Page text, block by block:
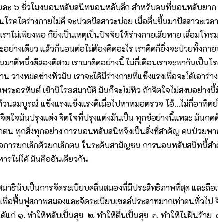
ะ ๖ ชั่วโมงนอนหลับสนิทนอนหลับลึก สำหรับคนที่นอนหลับยา
รคไตร่างกายไม่ดี จะปวดปัสสาวะบ่อย เมื่อตื่นขึ้นมาปัสสาวะเ
ไม่เพียงพอ ก็ยิ่งเป็นเหตุเป็นปัจจัยให้ร่างกายเสียหาย เสื่อมโท
ย่างเดียว แล้วก็นอนต่อไม่ต้องคิดอะไร เราคิดก็ยิ่งจะป่วยทั้งกา
าตีหนึ่งตีสองตีสาม เรามาคิดอย่างนี้ ไม่กี่เดือนเราจะพากันเป็น
วางหมดช่างหัวมัน เราจะได้มีร่างกายที่แข็งแรงเพื่อจะได้เอา
ระอรหันต์ เข้านิโรธสมาบัติ มันก็จะไม่หิว ถ้าจิตใจไม่สงบอย่าง
นสมบูรณ์ แข็งแรงแข็งแรงดีเมื่อไปหาหมอตรวจ โอ้...ไม่กี่อาทิต
ตใจมันปรุงแต่ง จิตใจที่ปรุงแต่งมันเป็น ทุกข์อย่างนี้แหละ มันก
กตน ทุกสิ่งทุกอย่าง การนอนหลับสนิทจึงเป็นสิ่งที่สำคัญ คนป่ว
รยกเลิกตัวยกเลิกตน ในระดับสามัญชน การนอนหลับสนิทนี้ส
ารไม่ได้ มันคืออันเดียวกัน
าธินับเป็นการจัดระเบียบคลื่นสมองที่มีประสิทธิภาพที่สุด และถื
อฟื้นฟูสภาพสมองและจัดระเบียบเซลล์ประสาทมากเท่าคนทั่วไ
ด้แก่ ๑. ทำให้หลับเป็นสุข ๒. ทำให้ตื่นเป็นสุข ๓. ทำให้ไม่ฝันร้าย